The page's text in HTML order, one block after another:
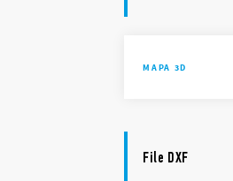
MAPA 3D
File DXF